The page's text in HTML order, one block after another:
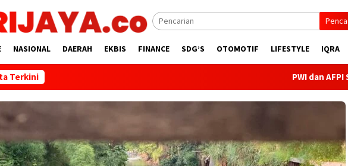
NASIONAL DAERAH EKBIS FINANCE SDG’S OTOMOTIF LIFESTYLE IQRA
Terkini PWI dan AFPI